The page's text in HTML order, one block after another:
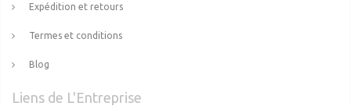
Expédition et retours
Termes et conditions
Blog
Liens de L'Entreprise